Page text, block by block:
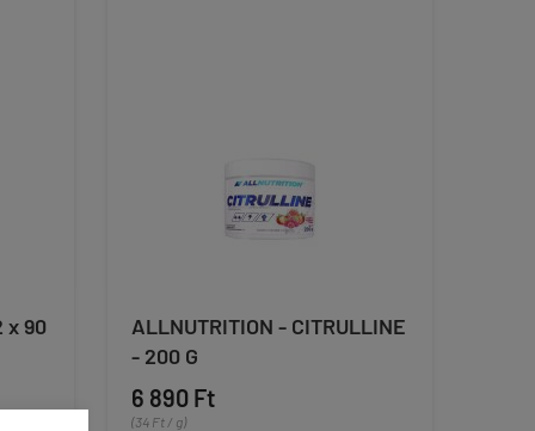
x 90
ALLNUTRITION - CITRULLINE
- 200 G
6 890 Ft
(34 Ft / g)